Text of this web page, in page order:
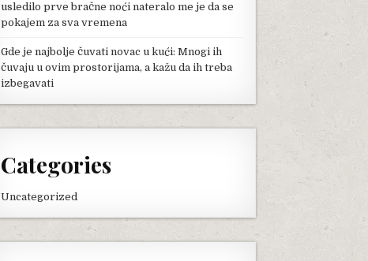
usledilo prve bračne noći nateralo me je da se
pokajem za sva vremena
Gde je najbolje čuvati novac u kući: Mnogi ih
čuvaju u ovim prostorijama, a kažu da ih treba
izbegavati
Categories
Uncategorized